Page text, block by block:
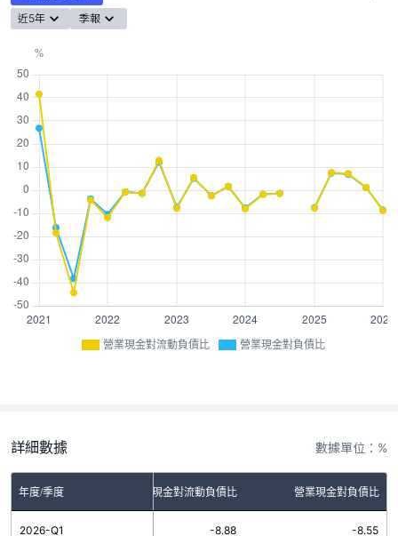
近5年 季報
營業現金對流動負債比 營業現金對負債比
詳細數據 數據單位：%
年度/季度 營業現金對流動負債比 營業現金對負債比
2026-Q1 -8.88 -8.55